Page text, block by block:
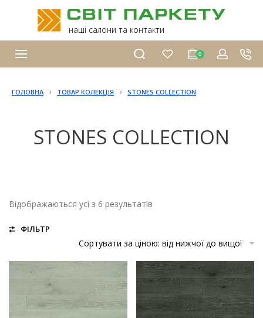
наші салони та контакти
0
ГОЛОВНА › ТОВАР КОЛЕКЦІЯ › STONES COLLECTION
STONES COLLECTION
Відображаються усі з 6 результатів
ФІЛЬТР
Сортувати за ціною: від нижчої до вищої